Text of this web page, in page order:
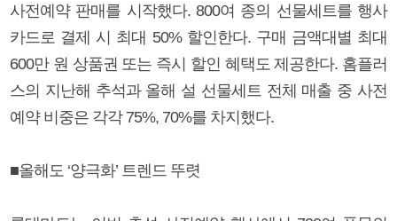
사전예약 판매를 시작했다. 800여 종의 선물세트를 행사
카드로 결제 시 최대 50% 할인한다. 구매 금액대별 최대
600만 원 상품권 또는 즉시 할인 혜택도 제공한다. 홈플러
스의 지난해 추석과 올해 설 선물세트 전체 매출 중 사전
예약 비중은 각각 75%, 70%를 차지했다.
■올해도 ‘양극화’ 트렌드 뚜렷